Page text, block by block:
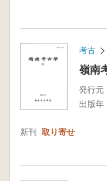
考古
嶺南
発行元
出版年
新刊 取り寄せ